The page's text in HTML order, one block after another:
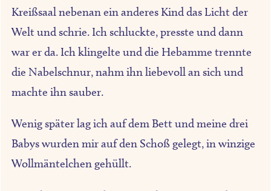
Kreißsaal nebenan ein anderes Kind das Licht der
Welt und schrie. Ich schluckte, presste und dann
war er da. Ich klingelte und die Hebamme trennte
die Nabelschnur, nahm ihn liebevoll an sich und
machte ihn sauber.
Wenig später lag ich auf dem Bett und meine drei
Babys wurden mir auf den Schoß gelegt, in winzige
Wollmäntelchen gehüllt.